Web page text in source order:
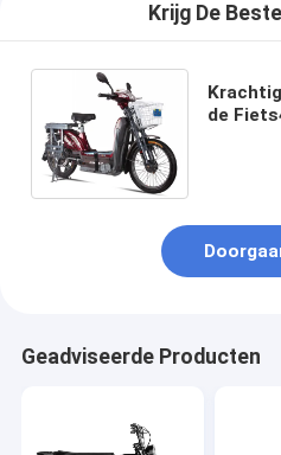
Krijg De
de
Geadviseerde Producten